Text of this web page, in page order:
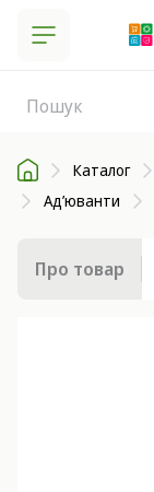
Каталог
Ад’юванти
Про товар